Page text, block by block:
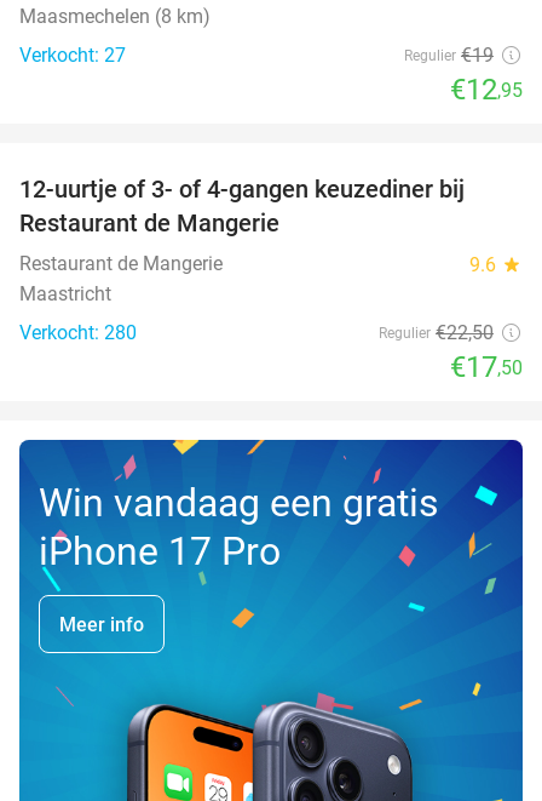
Maasmechelen (8 km)
Verkocht: 27
Regulier €19
€12,95
12-uurtje of 3- of 4-gangen keuzediner bij
Restaurant de Mangerie
Restaurant de Mangerie 9.6 star
Maastricht
Verkocht: 280
Regulier €22,50
€17,50
Win vandaag een gratis
iPhone 17 Pro
Meer info